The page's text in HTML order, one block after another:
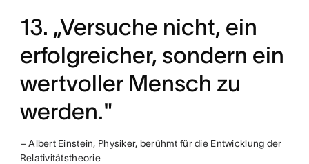
13. „Versuche nicht, ein
erfolgreicher, sondern ein
wertvoller Mensch zu
werden."
– Albert Einstein, Physiker, berühmt für die Entwicklung der
Relativitätstheorie